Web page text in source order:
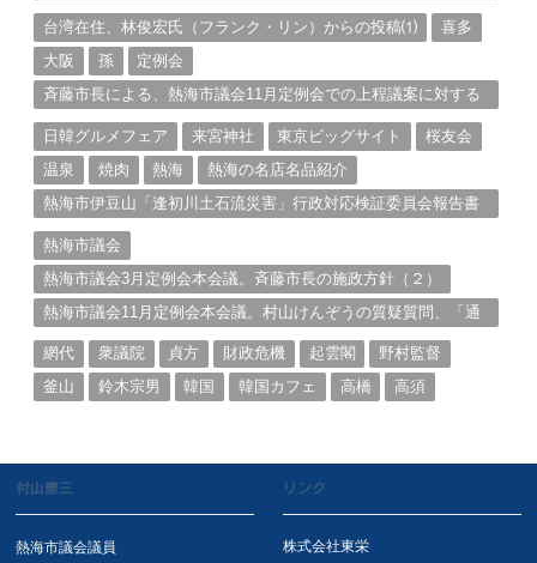
台湾在住、林俊宏氏（フランク・リン）からの投稿⑴
喜多
大阪
孫
定例会
斉藤市長による、熱海市議会11月定例会での上程議案に対する
日韓グルメフェア
来宮神社 東京ビッグサイト
桜友会
温泉
焼肉 熱海
熱海の名店名品紹介
熱海市伊豆山「逢初川土石流災害」行政対応検証委員会報告書
熱海市議会
熱海市議会3月定例会本会議。斉藤市長の施政方針（２）
熱海市議会11月定例会本会議。村山けんぞうの質疑質問、「通
網代
衆議院 貞方 財政危機 起雲閣
野村監督
釜山
鈴木宗男 韓国 韓国カフェ 高橋 高須
村山憲三
熱海市議会議員
リンク
株式会社東栄